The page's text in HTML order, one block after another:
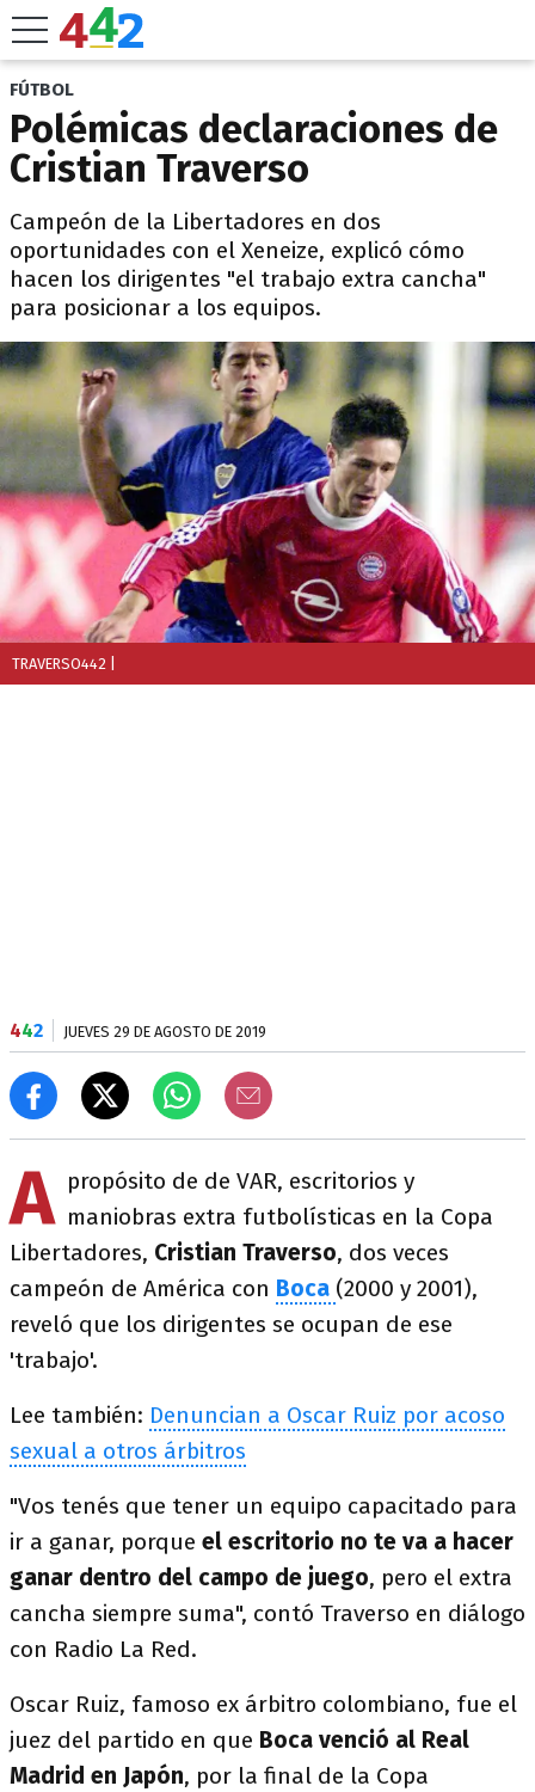
FÚTBOL
Polémicas declaraciones de
Cristian Traverso
Campeón de la Libertadores en dos
oportunidades con el Xeneize, explicó cómo
hacen los dirigentes "el trabajo extra cancha"
para posicionar a los equipos.
TRAVERSO442
442 JUEVES 29 DE AGOSTO DE 2019
A propósito de de VAR, escritorios y
maniobras extra futbolísticas en la Copa
Libertadores, Cristian Traverso, dos veces
campeón de América con Boca (2000 y 2001),
reveló que los dirigentes se ocupan de ese
'trabajo'.
Lee también: Denuncian a Oscar Ruiz por acoso
sexual a otros árbitros
"Vos tenés que tener un equipo capacitado para
ir a ganar, porque el escritorio no te va a hacer
ganar dentro del campo de juego, pero el extra
cancha siempre suma", contó Traverso en diálogo
con Radio La Red.
Oscar Ruiz, famoso ex árbitro colombiano, fue el
juez del partido en que Boca venció al Real
Madrid en Japón, por la final de la Copa